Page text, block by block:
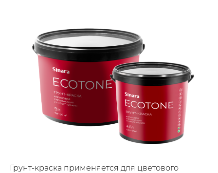
Грунт-краска применяется для цветового